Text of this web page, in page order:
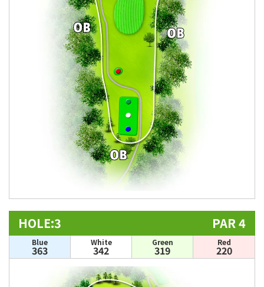
HOLE:3 PAR 4
Blue
363
White
342
Green
319
Red
220